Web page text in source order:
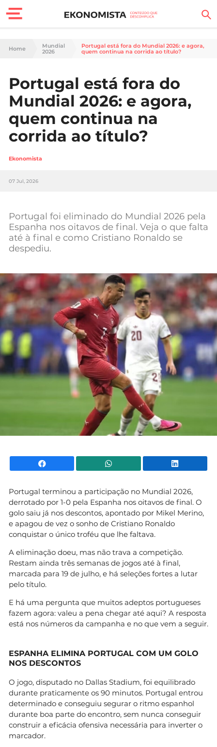
Finanças Pessoais
Carreira
Casa
Lifestyle
Sociedade
Tecnologia
Negócios
Mundial 2026
Home
Mundial
2026
Portugal está fora do Mundial 2026: e agora,
quem continua na corrida ao título?
Portugal está fora do
Mundial 2026: e agora,
quem continua na
corrida ao título?
Ekonomista
07 Jul, 2026
Portugal foi eliminado do Mundial 2026 pela
Espanha nos oitavos de final. Veja o que falta
até à final e como Cristiano Ronaldo se
despediu.
Facebook WhatsApp
Portugal terminou a participação no Mundial 2026,
derrotado por 1-0 pela Espanha nos oitavos de final. O
golo saiu já nos descontos, apontado por Mikel Merino,
e apagou de vez o sonho de Cristiano Ronaldo
conquistar o único troféu que lhe faltava.
A eliminação doeu, mas não trava a competição.
Restam ainda três semanas de jogos até à final,
marcada para 19 de julho, e há seleções fortes a lutar
pelo título.
E há uma pergunta que muitos adeptos portugueses
fazem agora: valeu a pena chegar até aqui? A resposta
está nos números da campanha e no que vem a seguir.
ESPANHA ELIMINA PORTUGAL COM UM GOLO
NOS DESCONTOS
O jogo, disputado no Dallas Stadium, foi equilibrado
durante praticamente os 90 minutos. Portugal entrou
determinado e conseguiu segurar o ritmo espanhol
durante boa parte do encontro, sem nunca conseguir
construir a eficácia ofensiva necessária para inverter o
marcador.